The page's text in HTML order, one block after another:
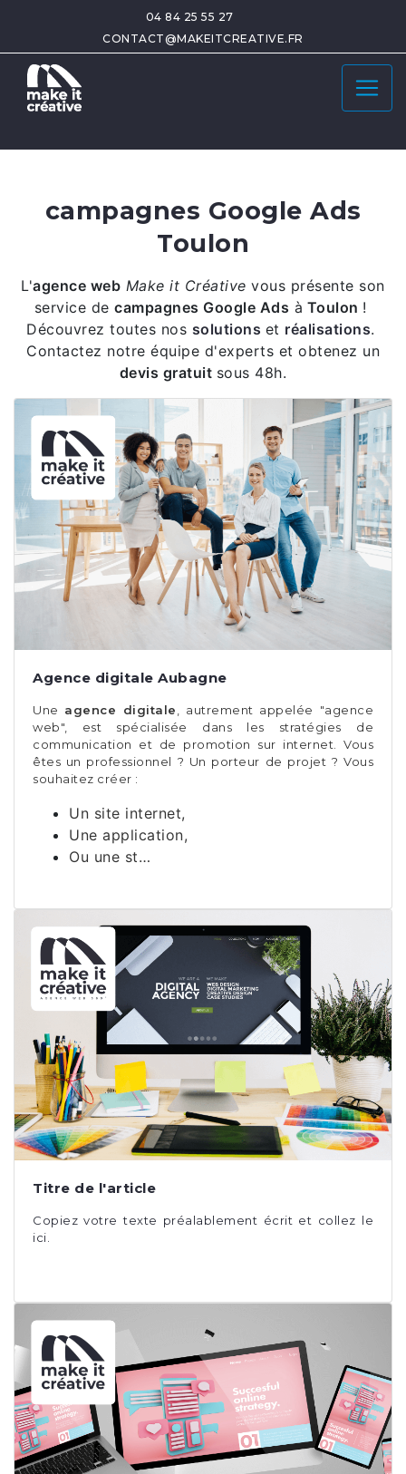
04 84 25 55 27
CONTACT@MAKEITCREATIVE.FR
campagnes Google Ads
Toulon
L'agence web Make it Créativevous présente son
service decampagnes Google Ads à Toulon !
Découvrez toutes nos solutions et réalisations.
Contactez notre équipe d'experts et obtenez un
devis gratuit sous 48h.
Agence digitale Aubagne
Une agence digitale
, autrement appelée "agence
web", est spécialisée dans les stratégies de
communication et de promotion sur internet. Vous
êtes un professionnel ? Un porteur de projet ? Vous
souhaitez créer :
Un site internet,
Une application,
Ou une st…
Titre de l'article
Copiez votre texte préalablement écrit et collez le
ici.